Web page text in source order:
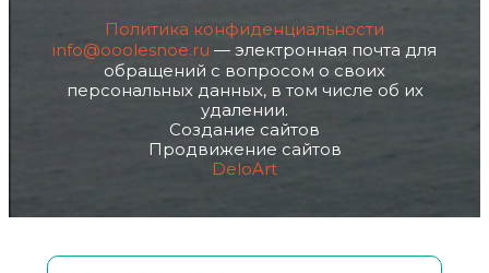
Политика конфиденциальности
info@ooolesnoe.ru — электронная почта для
обращений с вопросом о своих
персональных данных, в том числе об их
удалении.
Создание сайтов
Продвижение сайтов
DeloArt